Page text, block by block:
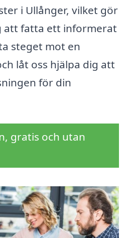
i Ullånger, vilket gör
att fatta ett informerat
steget mot en
låt oss hjälpa dig att
för din
gratis och utan